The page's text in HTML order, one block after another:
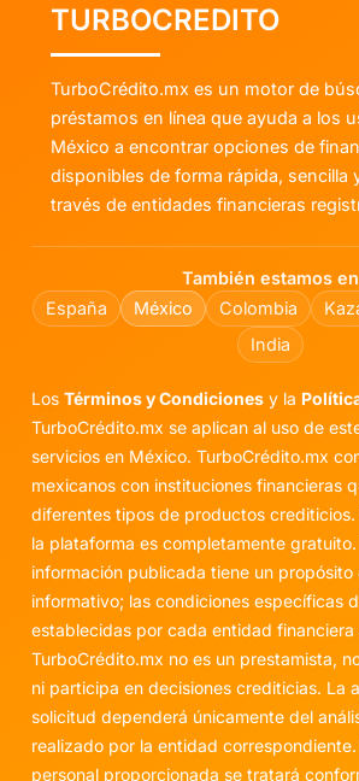
TURBOCREDITO
TurboCrédito.mx es un motor de
préstamos en línea que ayuda a los
México a encontrar opciones de
disponibles de forma rápida, sencilla
través de entidades financieras
También estamos en
España
México Colombia
India
Los Términos y Condiciones y la
TurboCrédito.mx se aplican al uso de
servicios en México. TurboCrédito.mx
mexicanos con instituciones financieras
diferentes tipos de productos crediticios.
la plataforma es completamente gratuito.
información publicada tiene un propósito
informativo; las condiciones específicas
establecidas por cada entidad financiera
TurboCrédito.mx no es un prestamista,
ni participa en decisiones crediticias. La
solicitud dependerá únicamente del
realizado por la entidad
personal proporcionada se tratará